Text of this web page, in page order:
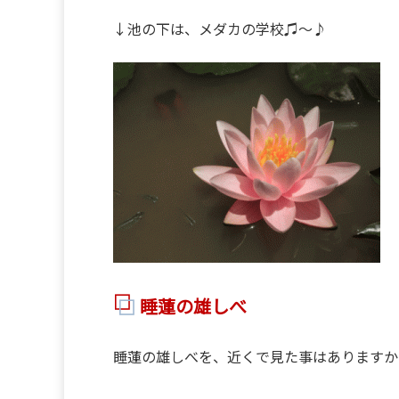
↓池の下は、メダカの学校♫～♪
睡蓮の雄しべ
睡蓮の雄しべを、近くで見た事はあります